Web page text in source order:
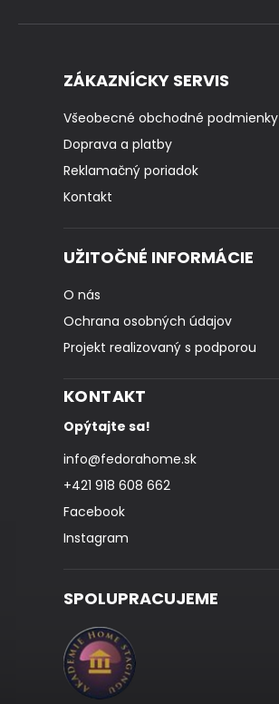
ZÁKAZNÍCKY SERVIS
Všeobecné obchodné podmienky
Doprava a platby
Reklamačný poriadok
Kontakt
UŽITOČNÉ INFORMÁCIE
O nás
Ochrana osobných údajov
Projekt realizovaný s podporou
KONTAKT
Opýtajte sa!
info@fedorahome.sk
+421 918 608 662
Facebook
Instagram
SPOLUPRACUJEME